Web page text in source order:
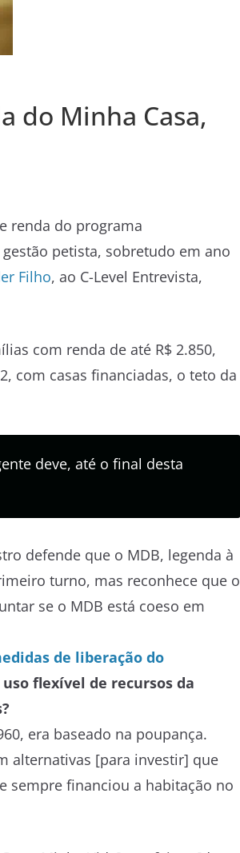
do Minha Casa,
renda do programa
petista, sobretudo em ano
Filho, ao C-Level Entrevista,
com renda de até R$ 2.850,
com casas financiadas, o teto da
deve, até o final desta
defende que o MDB, legenda à
turno, mas reconhece que o
se o MDB está coeso em
de liberação do
flexível de recursos da
era baseado na poupança.
alternativas [para investir] que
sempre financiou a habitação no